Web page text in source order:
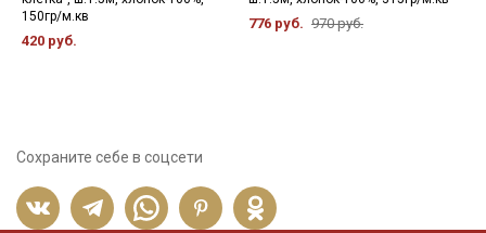
150гр/м.кв
420 руб.
776 руб. 970 руб.
Сохраните себе в соцсети